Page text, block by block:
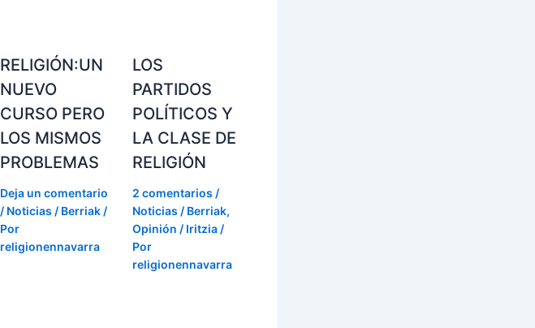
RELIGIÓN:UN
NUEVO
CURSO PERO
LOS MISMOS
PROBLEMAS
Deja un comentario
/ Noticias / Berriak/
Por
religionennavarra
LOS
PARTIDOS
POLÍTICOS Y
LA CLASE DE
RELIGIÓN
2 comentarios /
Noticias / Berriak,
Opinión / Iritzia /
Por
religionennavarra